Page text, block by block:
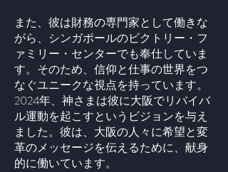
また、彼は財務の専門家として働きな
がら、シンガポールのビクトリー・フ
ァミリー・センターでも奉仕していま
す。そのため、信仰と仕事の世界をつ
なぐユニークな視点を持っています。
2024年、神さまは彼に大阪でリバイバ
ル運動を起こすというビジョンを与え
ました。彼は、大阪の人々に希望と変
革のメッセージを伝えるために、献身
的に働いています。